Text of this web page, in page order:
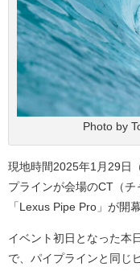
Photo by
現地時間2025年1月29日
プラインが会場のCT（
「Lexus Pipe Pro」が開幕
イベント初日となった本
で、パイプラインと同じ